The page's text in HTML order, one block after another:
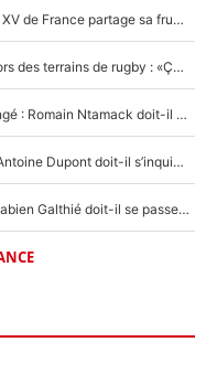
Mis de côté par Fabien Galthié, un joueur du XV de France partage sa frustration : «ils ne me l’ont pas dit tout de suite»
La raison d'être de Matthieu Jalibert en dehors des terrains de rugby : «Ça m'atteint autant que si tu touches à un membre de ma famille»
XV de France - Matthieu Jalibert a tout changé : Romain Ntamack doit-il s’inquiéter pour sa place à un an de la Coupe du monde ?
«Le XV de France est meilleur avec Lucu» : Antoine Dupont doit-il s’inquiéter pour sa place ?
Le XV de France a trouvé son remplaçant : Fabien Galthié doit-il se passer d'Antoine Dupont ?